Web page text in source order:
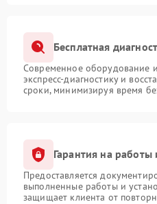
Бесплатная
Современное оборудование
экспресс-диагностику и
сроки, минимизируя время
Гарантия на работы
Предоставляется
выполненные работы и
защищает клиента от